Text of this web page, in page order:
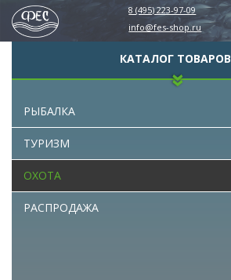
8 (495) 223-97-09
info@fes-shop.ru
КАТАЛОГ ТОВАРОВ
РЫБАЛКА
ТУРИЗМ
ОХОТА
РАСПРОДАЖА